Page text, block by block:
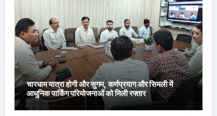
चारधाम यात्रा होगी और सुगम, कर्णप्रयाग और सिमली में
आधुनिक पार्किंग परियोजनाओं को मिली रफ्तार